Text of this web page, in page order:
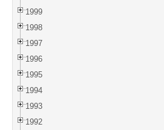
1999
1998
1997
1996
1995
1994
1993
1992